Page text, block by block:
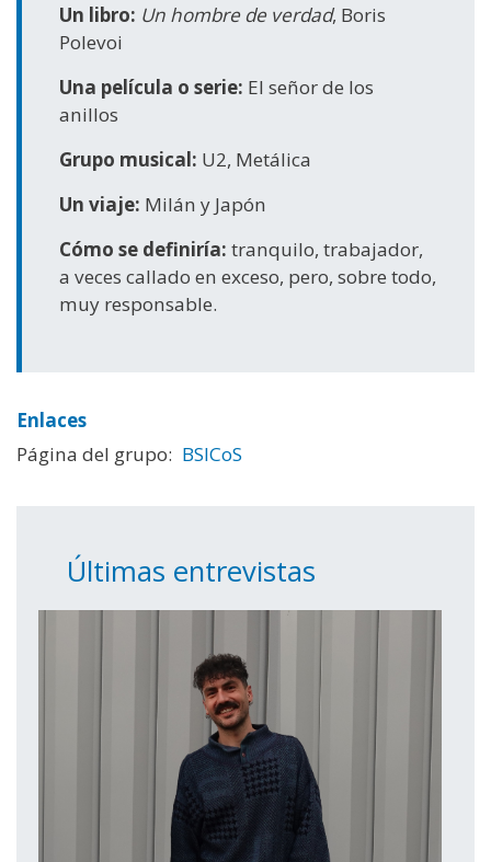
Un libro: Un hombre de verdad, Boris
Polevoi
Una película o serie: El señor de los
anillos
Grupo musical: U2, Metálica
Un viaje: Milán y Japón
Cómo se definiría: tranquilo, trabajador,
a veces callado en exceso, pero, sobre todo,
muy responsable.
Enlaces
Página del grupo: BSICoS
Últimas entrevistas